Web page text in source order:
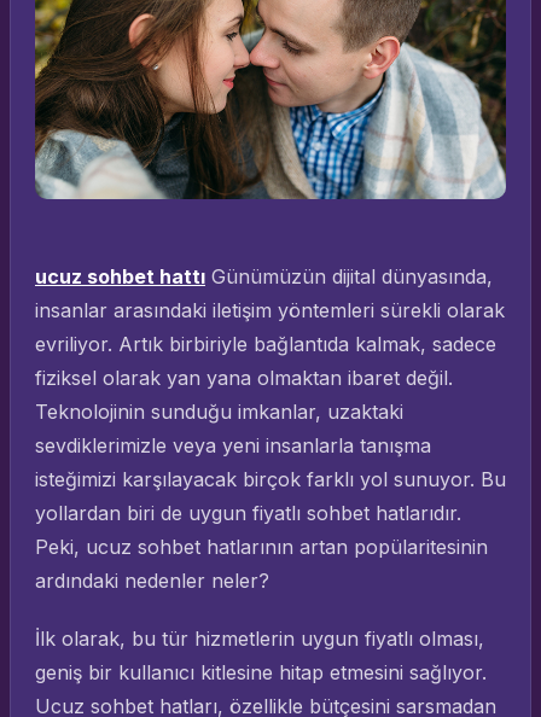
ucuz sohbet hattı Günümüzün dijital dünyasında,
insanlar arasındaki iletişim yöntemleri sürekli olarak
evriliyor. Artık birbiriyle bağlantıda kalmak, sadece
fiziksel olarak yan yana olmaktan ibaret değil.
Teknolojinin sunduğu imkanlar, uzaktaki
sevdiklerimizle veya yeni insanlarla tanışma
isteğimizi karşılayacak birçok farklı yol sunuyor. Bu
yollardan biri de uygun fiyatlı sohbet hatlarıdır.
Peki, ucuz sohbet hatlarının artan popülaritesinin
ardındaki nedenler neler?
İlk olarak, bu tür hizmetlerin uygun fiyatlı olması,
geniş bir kullanıcı kitlesine hitap etmesini sağlıyor.
Ucuz sohbet hatları, özellikle bütçesini sarsmadan